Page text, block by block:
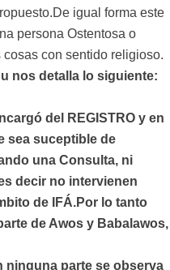
igual forma este
persona Ostentosa o
con sentido religioso.
nos detalla lo siguiente:
del REGISTRO y en
sea suceptible de
una Consulta, ni
decir no intervienen
de IFÁ.Por lo tanto
de Awos y Babalawos,
ninguna parte se observa